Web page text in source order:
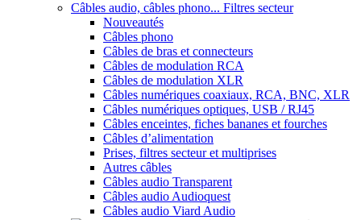
Câbles audio, câbles phono... Filtres secteur
Nouveautés
Câbles phono
Câbles de bras et connecteurs
Câbles de modulation RCA
Câbles de modulation XLR
Câbles numériques coaxiaux, RCA, BNC, XLR
Câbles numériques optiques, USB / RJ45
Câbles enceintes, fiches bananes et fourches
Câbles d’alimentation
Prises, filtres secteur et multiprises
Autres câbles
Câbles audio Transparent
Câbles audio Audioquest
Câbles audio Viard Audio